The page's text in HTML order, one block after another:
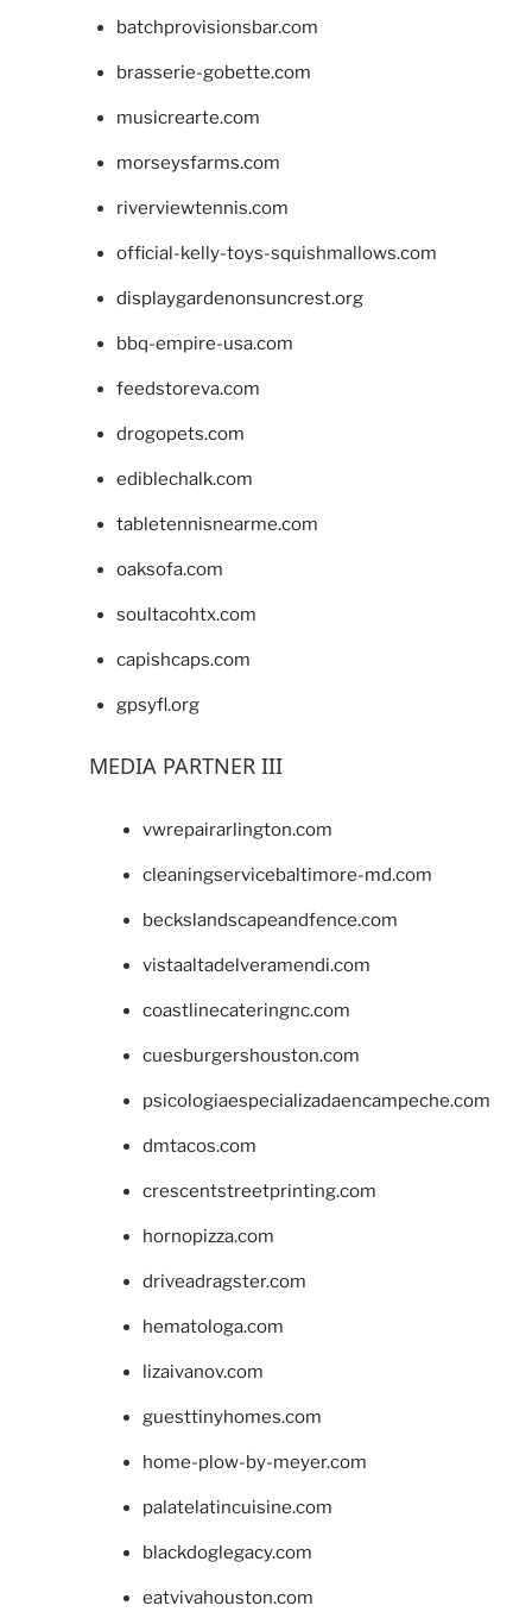
batchprovisionsbar.com
brasserie-gobette.com
musicrearte.com
morseysfarms.com
riverviewtennis.com
official-kelly-toys-squishmallows.com
displaygardenonsuncrest.org
bbq-empire-usa.com
feedstoreva.com
drogopets.com
ediblechalk.com
tabletennisnearme.com
oaksofa.com
soultacohtx.com
capishcaps.com
gpsyfl.org
MEDIA PARTNER III
vwrepairarlington.com
cleaningservicebaltimore-md.com
beckslandscapeandfence.com
vistaaltadelveramendi.com
coastlinecateringnc.com
cuesburgershouston.com
psicologiaespecializadaencampeche.com
dmtacos.com
crescentstreetprinting.com
hornopizza.com
driveadragster.com
hematologa.com
lizaivanov.com
guesttinyhomes.com
home-plow-by-meyer.com
palatelatincuisine.com
blackdoglegacy.com
eatvivahouston.com